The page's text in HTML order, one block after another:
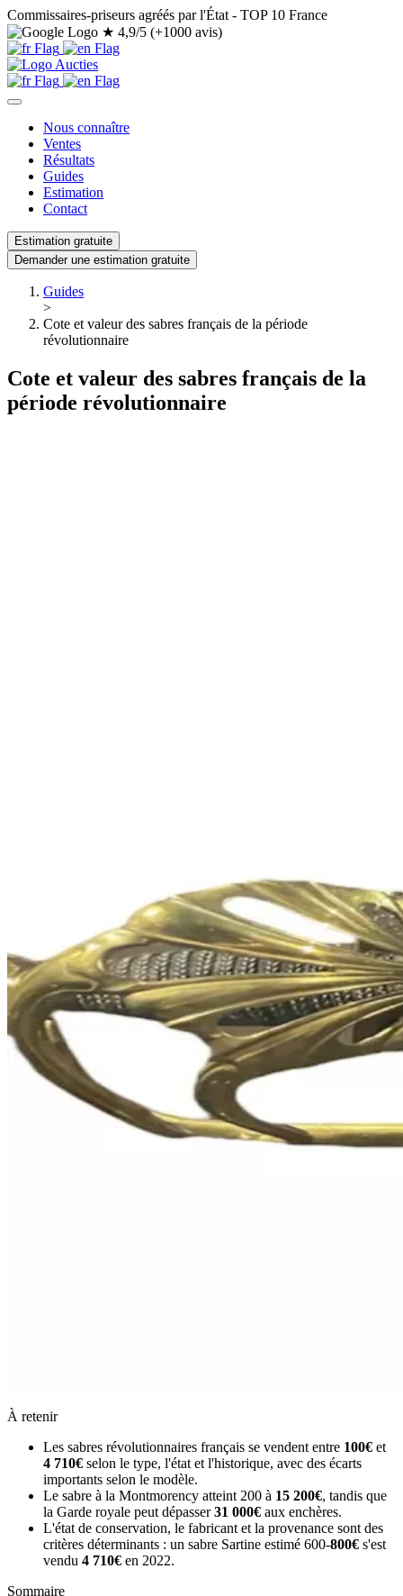
Commissaires-priseurs agréés par l'État - TOP 10 France
★ 4,9/5 (+1000 avis)
Nous connaître
Ventes
Résultats
Guides
Estimation
Contact
Estimation gratuite
Demander une estimation gratuite
Guides
>
Cote et valeur des sabres français de la période
révolutionnaire
Cote et valeur des sabres français de la
période révolutionnaire
À retenir
Les sabres révolutionnaires français se vendent entre 100€ et
4 710€ selon le type, l'état et l'historique, avec des écarts
importants selon le modèle.
Le sabre à la Montmorency atteint 200 à 15 200€, tandis que
la Garde royale peut dépasser31 000€ aux enchères.
L'état de conservation, le fabricant et la provenance sont des
critères déterminants : un sabre Sartine estimé 600-800€ s'est
vendu 4 710€ en 2022.
Sommaire